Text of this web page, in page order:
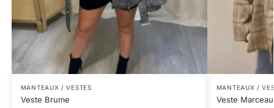
MANTEAUX / VESTES
Veste Brume
MANTEAUX /
Veste Marceau